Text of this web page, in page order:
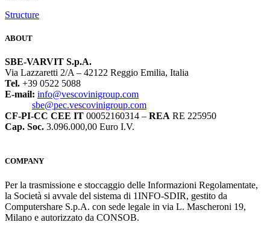
Structure
ABOUT
SBE-VARVIT S.p.A.
Via Lazzaretti 2/A – 42122 Reggio Emilia, Italia
Tel. +39 0522 5088
E-mail: info@vescovinigroup.com
sbe@pec.vescovinigroup.com
CF-PI-CC CEE IT 00052160314 – REA RE 225950
Cap. Soc. 3.096.000,00 Euro I.V.
COMPANY
Per la trasmissione e stoccaggio delle Informazioni Regolamentate,
la Società si avvale del sistema di 1INFO-SDIR, gestito da
Computershare S.p.A. con sede legale in via L. Mascheroni 19,
Milano e autorizzato da CONSOB.